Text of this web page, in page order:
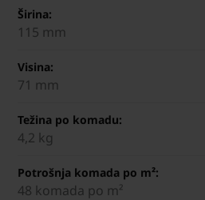
Širina:
115 mm
Visina:
71 mm
Težina po komadu:
4,2 kg
Potrošnja komada po m²:
48 komada po m²